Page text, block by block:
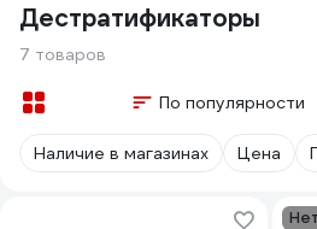
Дестратификаторы
7 товаров
По популярности
Наличие в магазинах Цена